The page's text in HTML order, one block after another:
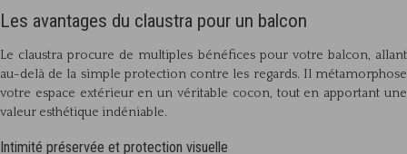
Les avantages du claustra pour un balcon
Le claustra procure de multiples bénéfices pour votre balcon, allant
au-delà de la simple protection contre les regards. Il métamorphose
votre espace extérieur en un véritable cocon, tout en apportant une
valeur esthétique indéniable.
Intimité préservée et protection visuelle